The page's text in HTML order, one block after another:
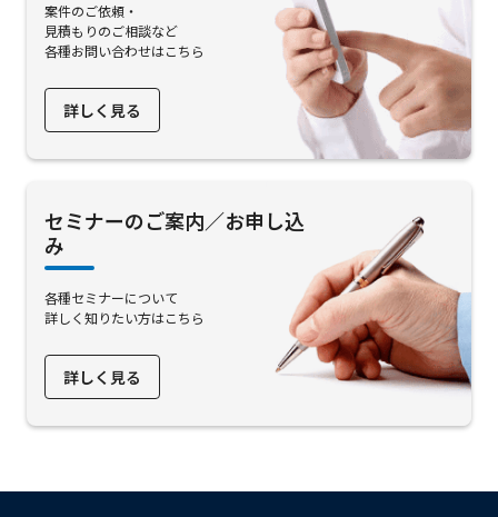
案件のご依頼・
見積もりのご相談など
各種お問い合わせはこちら
詳しく見る
セミナーのご案内／お申し込
み
各種セミナーについて
詳しく知りたい方はこちら
詳しく見る